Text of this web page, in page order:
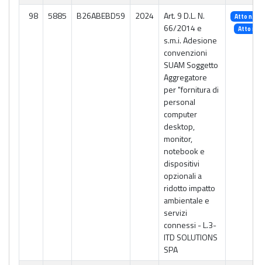
98 5885 B26ABEBD59 2024
Art. 9 D.L. N.
66/2014 e
s.m.i. Adesione
convenzioni
SUAM Soggetto
Aggregatore
per "fornitura di
personal
computer
desktop,
monitor,
notebook e
dispositivi
opzionali a
ridotto impatto
ambientale e
servizi
connessi - L.3-
ITD SOLUTIONS
SPA
Atto n.
Atto n.